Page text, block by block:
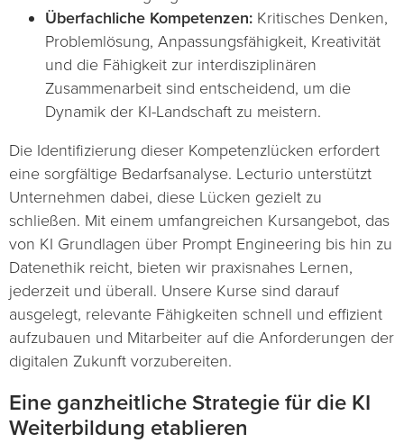
Überfachliche Kompetenzen: Kritisches Denken,
Problemlösung, Anpassungsfähigkeit, Kreativität
und die Fähigkeit zur interdisziplinären
Zusammenarbeit sind entscheidend, um die
Dynamik der KI-Landschaft zu meistern.
Die Identifizierung dieser Kompetenzlücken erfordert
eine sorgfältige Bedarfsanalyse. Lecturio unterstützt
Unternehmen dabei, diese Lücken gezielt zu
schließen. Mit einem umfangreichen Kursangebot, das
von KI Grundlagen über Prompt Engineering bis hin zu
Datenethik reicht, bieten wir praxisnahes Lernen,
jederzeit und überall. Unsere Kurse sind darauf
ausgelegt, relevante Fähigkeiten schnell und effizient
aufzubauen und Mitarbeiter auf die Anforderungen der
digitalen Zukunft vorzubereiten.
Eine ganzheitliche Strategie für die KI
Weiterbildung etablieren